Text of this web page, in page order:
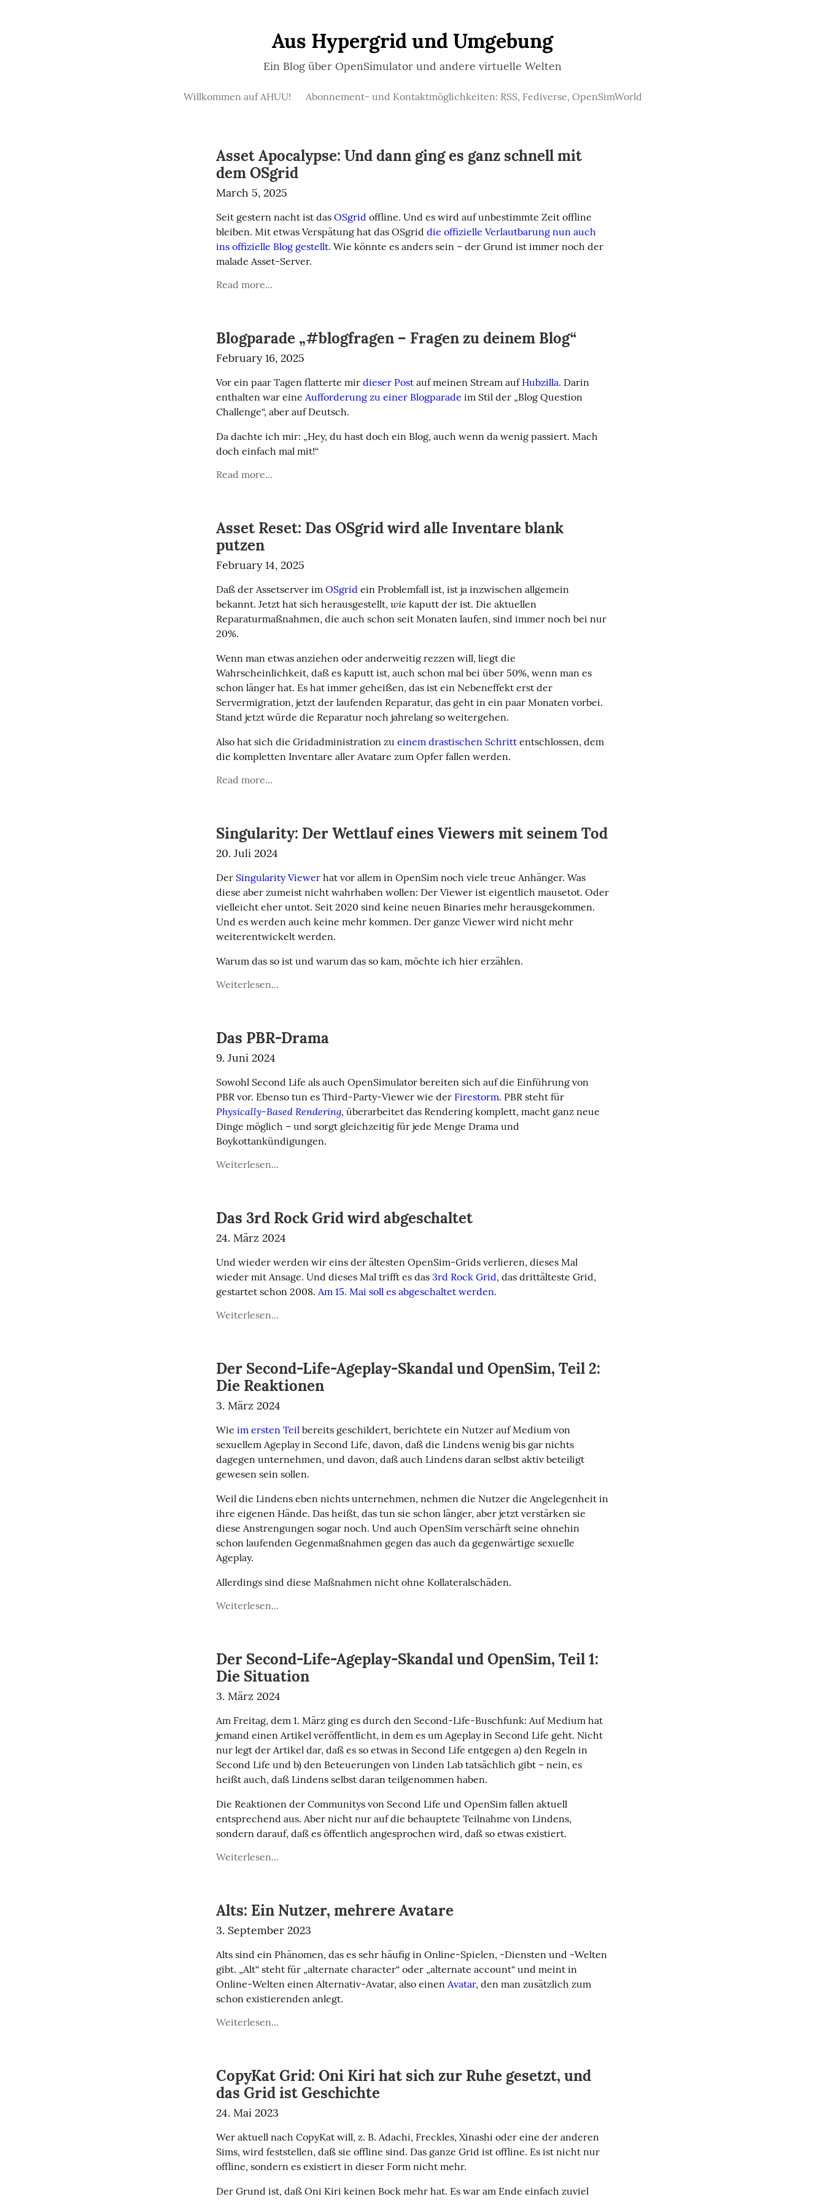
Aus Hypergrid und Umgebung
Ein Blog über OpenSimulator und andere virtuelle Welten
Willkommen auf AHUU! Abonnement- und Kontaktmöglichkeiten: RSS, Fediverse, OpenSimWorld
Asset Apocalypse: Und dann ging es ganz schnell mit
dem OSgrid
March 5, 2025
Seit gestern nacht ist das OSgrid offline. Und es wird auf unbestimmte Zeit offline
bleiben. Mit etwas Verspätung hat das OSgrid die offizielle Verlautbarung nun auch
ins offizielle Blog gestellt. Wie könnte es anders sein – der Grund ist immer noch der
malade Asset-Server.
Read more...
Blogparade „#blogfragen – Fragen zu deinem Blog“
February 16, 2025
Vor ein paar Tagen flatterte mir dieser Post auf meinen Stream auf Hubzilla. Darin
enthalten war eine Aufforderung zu einer Blogparade im Stil der „Blog Question
Challenge“, aber auf Deutsch.
Da dachte ich mir: „Hey, du hast doch ein Blog, auch wenn da wenig passiert. Mach
doch einfach mal mit!“
Read more...
Asset Reset: Das OSgrid wird alle Inventare blank
putzen
February 14, 2025
Daß der Assetserver im OSgrid ein Problemfall ist, ist ja inzwischen allgemein
bekannt. Jetzt hat sich herausgestellt, wie kaputt der ist. Die aktuellen
Reparaturmaßnahmen, die auch schon seit Monaten laufen, sind immer noch bei nur
20%.
Wenn man etwas anziehen oder anderweitig rezzen will, liegt die
Wahrscheinlichkeit, daß es kaputt ist, auch schon mal bei über 50%, wenn man es
schon länger hat. Es hat immer geheißen, das ist ein Nebeneffekt erst der
Servermigration, jetzt der laufenden Reparatur, das geht in ein paar Monaten vorbei.
Stand jetzt würde die Reparatur noch jahrelang so weitergehen.
Also hat sich die Gridadministration zu einem drastischen Schritt entschlossen, dem
die kompletten Inventare aller Avatare zum Opfer fallen werden.
Read more...
Singularity: Der Wettlauf eines Viewers mit seinem Tod
20. Juli 2024
Der Singularity Viewer hat vor allem in OpenSim noch viele treue Anhänger. Was
diese aber zumeist nicht wahrhaben wollen: Der Viewer ist eigentlich mausetot. Oder
vielleicht eher untot. Seit 2020 sind keine neuen Binaries mehr herausgekommen.
Und es werden auch keine mehr kommen. Der ganze Viewer wird nicht mehr
weiterentwickelt werden.
Warum das so ist und warum das so kam, möchte ich hier erzählen.
Weiterlesen...
Das PBR-Drama
9. Juni 2024
Sowohl Second Life als auch OpenSimulator bereiten sich auf die Einführung von
PBR vor. Ebenso tun es Third-Party-Viewer wie der Firestorm
Physically-Based Rendering, überarbeitet das Rendering komplett, macht ganz neue
Dinge möglich – und sorgt gleichzeitig für jede Menge Drama und
Boykottankündigungen.
Weiterlesen...
Das 3rd Rock Grid wird abgeschaltet
24. März 2024
Und wieder werden wir eins der ältesten OpenSim-Grids verlieren, dieses Mal
wieder mit Ansage. Und dieses Mal trifft es das 3rd Rock Grid, das drittälteste Grid,
gestartet schon 2008. Am 15. Mai soll es abgeschaltet werden.
Weiterlesen...
Der Second-Life-Ageplay-Skandal und OpenSim, Teil 2:
Die Reaktionen
3. März 2024
Wie im ersten Teil bereits geschildert, berichtete ein Nutzer auf Medium von
sexuellem Ageplay in Second Life, davon, daß die Lindens wenig bis gar nichts
dagegen unternehmen, und davon, daß auch Lindens daran selbst aktiv beteiligt
gewesen sein sollen.
Weil die Lindens eben nichts unternehmen, nehmen die Nutzer die Angelegenheit in
ihre eigenen Hände. Das heißt, das tun sie schon länger, aber jetzt verstärken sie
diese Anstrengungen sogar noch. Und auch OpenSim verschärft seine ohnehin
schon laufenden Gegenmaßnahmen gegen das auch da gegenwärtige sexuelle
Ageplay.
Allerdings sind diese Maßnahmen nicht ohne Kollateralschäden.
Weiterlesen...
Der Second-Life-Ageplay-Skandal und OpenSim, Teil 1:
Die Situation
3. März 2024
Am Freitag, dem 1. März ging es durch den Second-Life-Buschfunk: Auf Medium hat
jemand einen Artikel veröffentlicht, in dem es um Ageplay in Second Life geht. Nicht
nur legt der Artikel dar, daß es so etwas in Second Life entgegen a) den Regeln in
Second Life und b) den Beteuerungen von Linden Lab tatsächlich gibt – nein, es
heißt auch, daß Lindens selbst daran teilgenommen haben.
Die Reaktionen der Communitys von Second Life und OpenSim fallen aktuell
entsprechend aus. Aber nicht nur auf die behauptete Teilnahme von Lindens,
sondern darauf, daß es öffentlich angesprochen wird, daß so etwas existiert.
Weiterlesen...
Alts: Ein Nutzer, mehrere Avatare
3. September 2023
Alts sind ein Phänomen, das es sehr häufig in Online-Spielen, -Diensten und -Welten
gibt. „Alt“ steht für „alternate character“ oder „alternate account“ und meint in
Online-Welten einen Alternativ-Avatar, also einen Avatar, den man zusätzlich zum
schon existierenden anlegt.
Weiterlesen...
CopyKat Grid: Oni Kiri hat sich zur Ruhe gesetzt, und
das Grid ist Geschichte
24. Mai 2023
Wer aktuell nach CopyKat will, z. B. Adachi, Freckles, Xinashi oder eine der anderen
Sims, wird feststellen, daß sie offline sind. Das ganze Grid ist offline. Es ist nicht nur
offline, sondern es existiert in dieser Form nicht mehr.
Der Grund ist, daß Oni Kiri keinen Bock mehr hat. Es war am Ende einfach zuviel